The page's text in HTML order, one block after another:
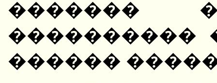
�������
����������
������